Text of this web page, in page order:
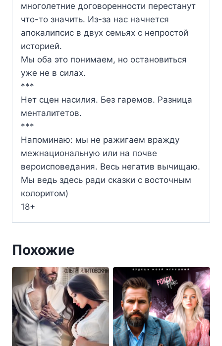
многолетние договоренности перестанут
что-то значить. Из-за нас начнется
апокалипсис в двух семьях с непростой
историей.
Мы оба это понимаем, но остановиться
уже не в силах.
***
Нет сцен насилия. Без гаремов. Разница
менталитетов.
***
Напоминаю: мы не ражигаем вражду
межнациональную или на почве
вероисповедания. Весь негатив вычищаю.
Мы ведь здесь ради сказки с восточным
колоритом)
18+
Похожие